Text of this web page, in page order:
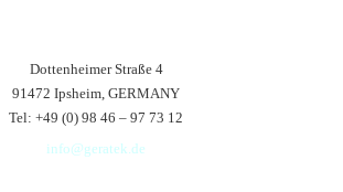
Dottenheimer Straße 4
91472 Ipsheim, GERMANY
Tel: +49 (0) 98 46 – 97 73 12
info@geratek.de